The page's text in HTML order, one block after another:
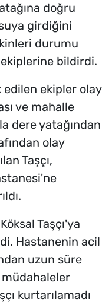
doğru
suya girdiğini
durumu
bildirdi.
ekipler olay
ve mahalle
dere yatağından
olay
Taşçı,
Taşçı'ya
Hastanenin acil
uzun süre
müdahaleler
kurtarılamadı